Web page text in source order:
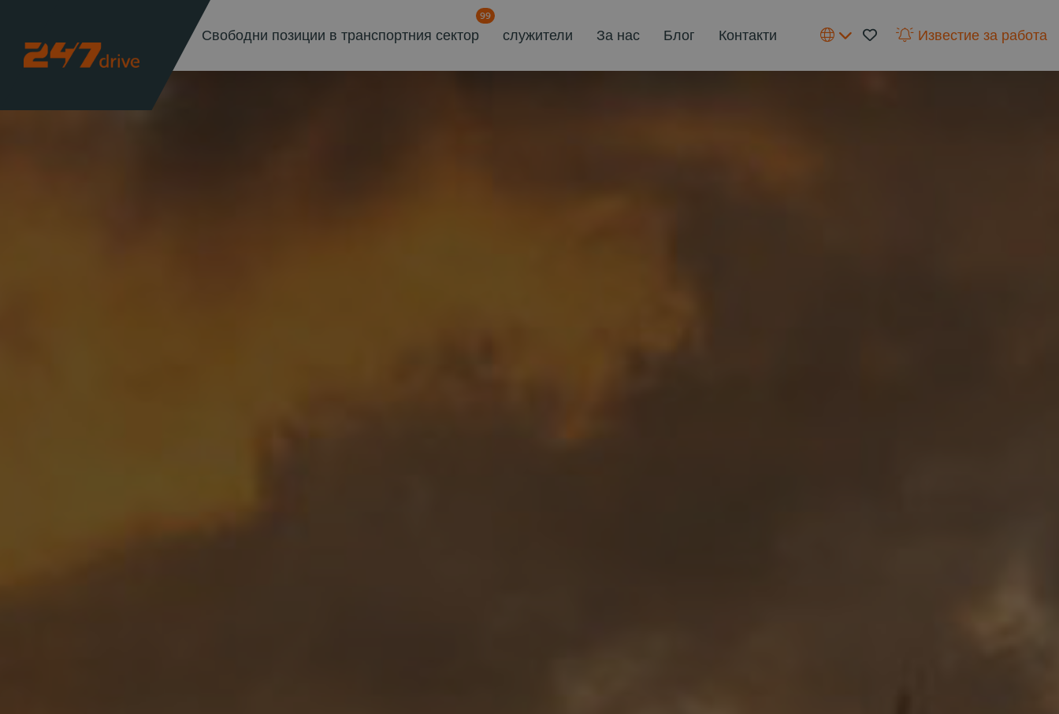
Свободни позиции в транспортния сектор
99
служители За нас Блог Контакти Известие за работа